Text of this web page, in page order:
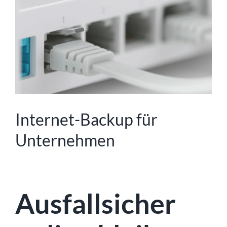
Internet-Backup für
Unternehmen
Ausfallsicher